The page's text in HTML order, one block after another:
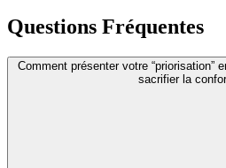
Questions Fréquentes
Comment présenter votre “priorisation”
sacrifier la